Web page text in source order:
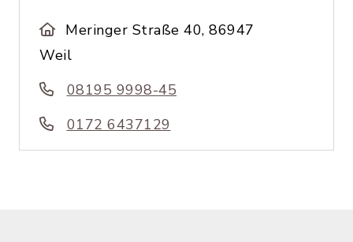
Meringer Straße 40, 86947
Weil
08195 9998-45
0172 6437129